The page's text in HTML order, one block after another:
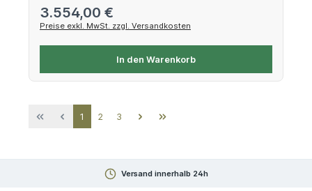
Regulärer Preis:
3.554,00 €
Preise exkl. MwSt. zzgl. Versandkosten
In den Warenkorb
Seite
1 Seite
2 Seite
3
Versand innerhalb 24h